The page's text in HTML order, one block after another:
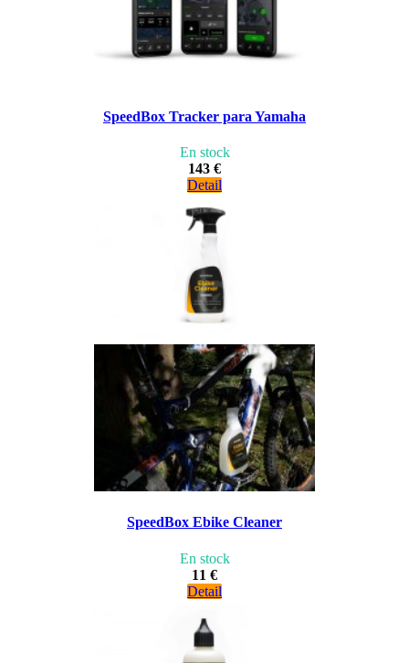
SpeedBox Tracker para Yamaha
En stock
143 €
Detail
SpeedBox Ebike Cleaner
En stock
11 €
Detail